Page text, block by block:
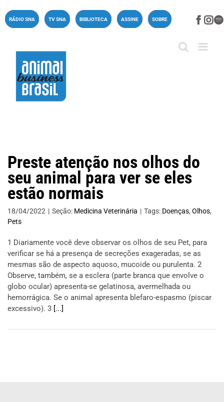
paraRÁDIO SNA TV SNA BIBLIOTECA ASSINE SOBRE
Preste atenção nos olhos do
seu animal para ver se eles
estão normais
18/04/2022 | Seção: Medicina Veterinária | Tags: Doenças, Olhos,
Pets
1 Diariamente você deve observar os olhos de seu Pet, para
verificar se há a presença de secreções exageradas, se as
mesmas são de aspecto aquoso, mucoide ou purulenta. 2
Observe, também, se a esclera (parte branca que envolve o
globo ocular) apresenta-se gelatinosa, avermelhada ou
hemorrágica. Se o animal apresenta blefaro-espasmo (piscar
excessivo). 3 [...]